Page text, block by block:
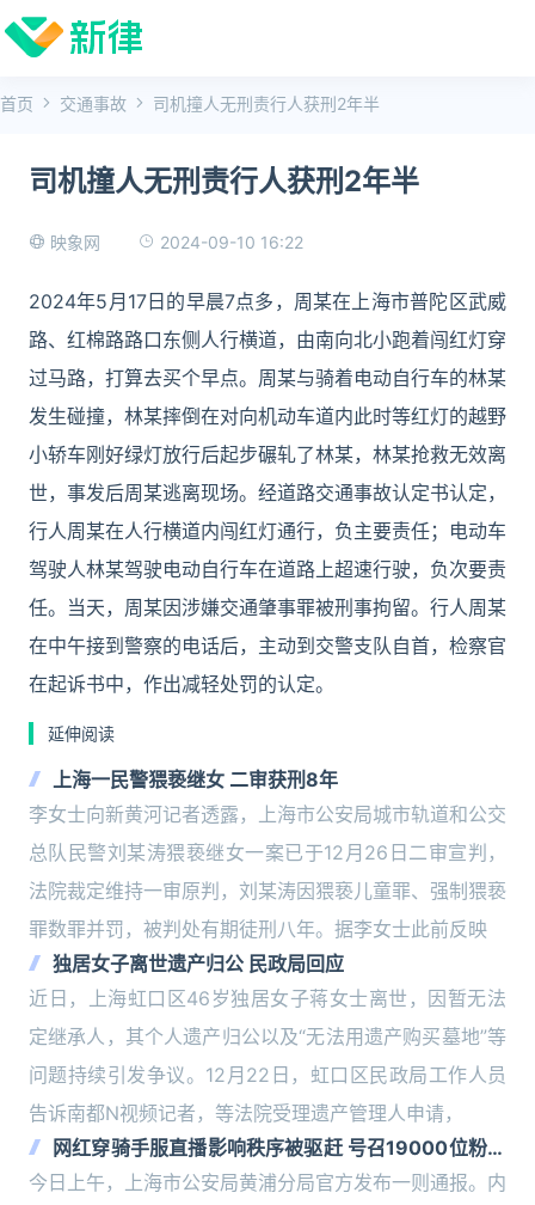
首页 交通事故 司机撞人无刑责行人获刑2年半
司机撞人无刑责行人获刑2年半
映象网 2024-09-10 16:22
2024年5月17日的早晨7点多，周某在上海市普陀区武威
路、红棉路路口东侧人行横道，由南向北小跑着闯红灯穿
过马路，打算去买个早点。周某与骑着电动自行车的林某
发生碰撞，林某摔倒在对向机动车道内此时等红灯的越野
小轿车刚好绿灯放行后起步碾轧了林某，林某抢救无效离
世，事发后周某逃离现场。经道路交通事故认定书认定，
行人周某在人行横道内闯红灯通行，负主要责任；电动车
驾驶人林某驾驶电动自行车在道路上超速行驶，负次要责
任。当天，周某因涉嫌交通肇事罪被刑事拘留。行人周某
在中午接到警察的电话后，主动到交警支队自首，检察官
在起诉书中，作出减轻处罚的认定。
延伸阅读
上海一民警猥亵继女 二审获刑8年
李女士向新黄河记者透露，上海市公安局城市轨道和公交
总队民警刘某涛猥亵继女一案已于12月26日二审宣判，
法院裁定维持一审原判，刘某涛因猥亵儿童罪、强制猥亵
罪数罪并罚，被判处有期徒刑八年。据李女士此前反映
独居女子离世遗产归公 民政局回应
近日，上海虹口区46岁独居女子蒋女士离世，因暂无法
定继承人，其个人遗产归公以及“无法用遗产购买墓地”等
问题持续引发争议。12月22日，虹口区民政局工作人员
告诉南都N视频记者，等法院受理遗产管理人申请，
网红穿骑手服直播影响秩序被驱赶 号召19000位粉丝
“人肉”保安 官方通报
今日上午，上海市公安局黄浦分局官方发布一则通报。内